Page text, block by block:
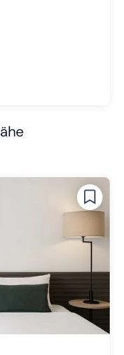
wechseln
2 wechseln
wechseln